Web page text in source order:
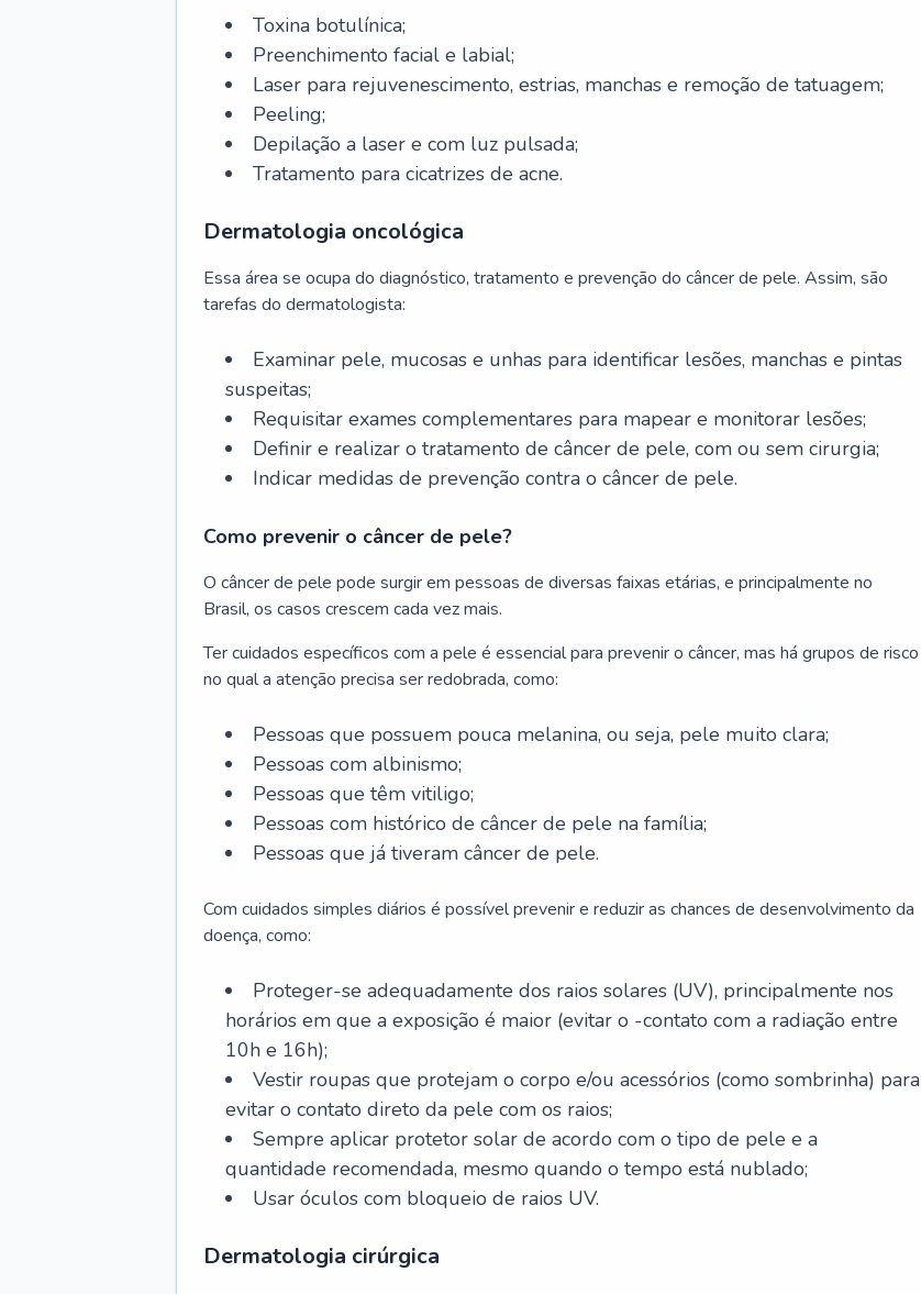
Toxina botulínica;
Preenchimento facial e labial;
Laser para rejuvenescimento, estrias, manchas e remoção de tatuagem;
Peeling;
Depilação a laser e com luz pulsada;
Tratamento para cicatrizes de acne.
Dermatologia oncológica
Essa área se ocupa do diagnóstico, tratamento e prevenção do câncer de pele. Assim, são
tarefas do dermatologista:
Examinar pele, mucosas e unhas para identificar lesões, manchas e pintas
suspeitas;
Requisitar exames complementares para mapear e monitorar lesões;
Definir e realizar o tratamento de câncer de pele, com ou sem cirurgia;
Indicar medidas de prevenção contra o câncer de pele.
Como prevenir o câncer de pele?
O câncer de pele pode surgir em pessoas de diversas faixas etárias, e principalmente no
Brasil, os casos crescem cada vez mais.
Ter cuidados específicos com a pele é essencial para prevenir o câncer, mas há grupos de risco
no qual a atenção precisa ser redobrada, como:
Pessoas que possuem pouca melanina, ou seja, pele muito clara;
Pessoas com albinismo;
Pessoas que têm vitiligo;
Pessoas com histórico de câncer de pele na família;
Pessoas que já tiveram câncer de pele.
Com cuidados simples diários é possível prevenir e reduzir as chances de desenvolvimento da
doença, como:
Proteger-se adequadamente dos raios solares (UV), principalmente nos
horários em que a exposição é maior (evitar o -contato com a radiação entre
10h e 16h);
Vestir roupas que protejam o corpo e/ou acessórios (como sombrinha) para
evitar o contato direto da pele com os raios;
Sempre aplicar protetor solar de acordo com o tipo de pele e a
quantidade recomendada, mesmo quando o tempo está nublado;
Usar óculos com bloqueio de raios UV.
Dermatologia cirúrgica